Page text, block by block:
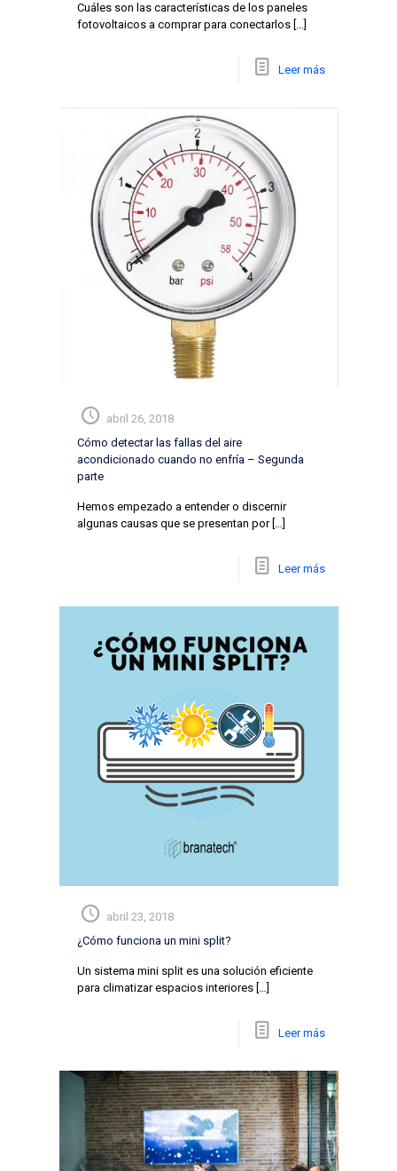
Cuáles son las características de los paneles
fotovoltaicos a comprar para conectarlos[…]
Leer más
abril 26, 2018
Cómo detectar las fallas del aire
acondicionado cuando no enfría – Segunda
parte
Hemos empezado a entender o discernir
algunas causas que se presentan por[…]
Leer más
abril 23, 2018
¿Cómo funciona un mini split?
Un sistema mini split es una solución eficiente
para climatizar espacios interiores[…]
Leer más